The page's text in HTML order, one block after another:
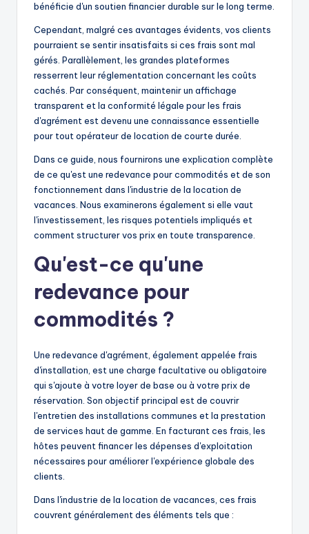
bénéficie d'un soutien financier durable sur le long terme.
Cependant, malgré ces avantages évidents, vos clients
pourraient se sentir insatisfaits si ces frais sont mal
gérés. Parallèlement, les grandes plateformes
resserrent leur réglementation concernant les coûts
cachés. Par conséquent, maintenir un affichage
transparent et la conformité légale pour les frais
d'agrément est devenu une connaissance essentielle
pour tout opérateur de location de courte durée.
Dans ce guide, nous fournirons une explication complète
de ce qu'est une redevance pour commodités et de son
fonctionnement dans l'industrie de la location de
vacances. Nous examinerons également si elle vaut
l'investissement, les risques potentiels impliqués et
comment structurer vos prix en toute transparence.
Qu'est-ce qu'une
redevance pour
commodités ?
Une redevance d'agrément, également appelée frais
d'installation, est une charge facultative ou obligatoire
qui s'ajoute à votre loyer de base ou à votre prix de
réservation. Son objectif principal est de couvrir
l'entretien des installations communes et la prestation
de services haut de gamme. En facturant ces frais, les
hôtes peuvent financer les dépenses d'exploitation
nécessaires pour améliorer l'expérience globale des
clients.
Dans l'industrie de la location de vacances, ces frais
couvrent généralement des éléments tels que :